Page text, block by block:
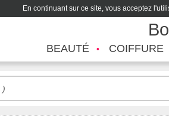
En continuant sur ce site, vous acceptez
BEAUTÉ COIFFURE